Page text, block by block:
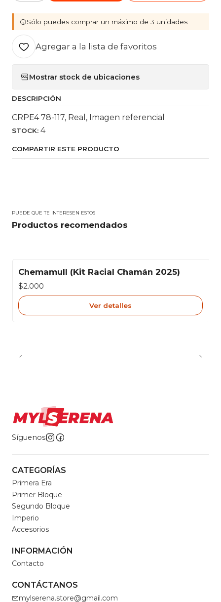
Sólo puedes comprar un máximo de 3 unidades
Agregar a la lista de favoritos
Mostrar stock de ubicaciones
DESCRIPCIÓN
CRPE4 78-117, Real, Imagen referencial
STOCK: 4
COMPARTIR ESTE PRODUCTO
PUEDE QUE TE INTERESEN ESTOS
Productos recomendados
Agotado
Chemamull (Kit Racial Chamán 2025)
$2.000
Ver detalles
Síguenos
CATEGORÍAS
Primera Era
Primer Bloque
Segundo Bloque
Imperio
Accesorios
INFORMACIÓN
Contacto
CONTÁCTANOS
mylserena.store@gmail.com